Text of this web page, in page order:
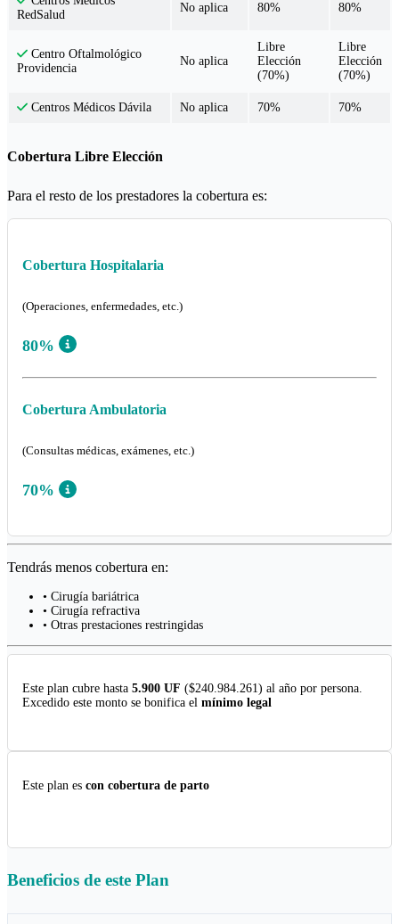
RedSalud
No aplica 80% 80%
Centro Oftalmológico
Providencia
No aplica
Libre
Elección
(70%)
Libre
Elección
(70%)
Centros Médicos Dávila No aplica 70% 70%
Cobertura Libre Elección
Para el resto de los prestadores la cobertura es:
Cobertura Hospitalaria
(Operaciones, enfermedades, etc.)
80%
Cobertura Ambulatoria
(Consultas médicas, exámenes, etc.)
70%
Tendrás menos cobertura en:
• Cirugía bariátrica
• Cirugía refractiva
• Otras prestaciones restringidas
Este plan cubre hasta 5.900 UF ($240.984.261) al año por persona.
Excedido este monto se bonifica el mínimo legal
Este plan es con cobertura de parto
Beneficios de este Plan